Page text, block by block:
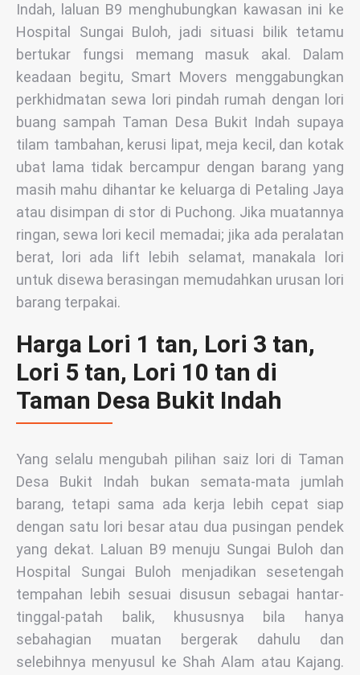
Indah, laluan B9 menghubungkan kawasan ini ke
Hospital Sungai Buloh, jadi situasi bilik tetamu
bertukar fungsi memang masuk akal. Dalam
keadaan begitu, Smart Movers menggabungkan
perkhidmatan sewa lori pindah rumah dengan lori
buang sampah Taman Desa Bukit Indah supaya
tilam tambahan, kerusi lipat, meja kecil, dan kotak
ubat lama tidak bercampur dengan barang yang
masih mahu dihantar ke keluarga di Petaling Jaya
atau disimpan di stor di Puchong. Jika muatannya
ringan, sewa lori kecil memadai; jika ada peralatan
berat, lori ada lift lebih selamat, manakala lori
untuk disewa berasingan memudahkan urusan lori
barang terpakai.
Harga Lori 1 tan, Lori 3 tan,
Lori 5 tan, Lori 10 tan di
Taman Desa Bukit Indah
Yang selalu mengubah pilihan saiz lori di Taman
Desa Bukit Indah bukan semata-mata jumlah
barang, tetapi sama ada kerja lebih cepat siap
dengan satu lori besar atau dua pusingan pendek
yang dekat. Laluan B9 menuju Sungai Buloh dan
Hospital Sungai Buloh menjadikan sesetengah
tempahan lebih sesuai disusun sebagai hantar-
tinggal-patah balik, khususnya bila hanya
sebahagian muatan bergerak dahulu dan
selebihnya menyusul ke Shah Alam atau Kajang.